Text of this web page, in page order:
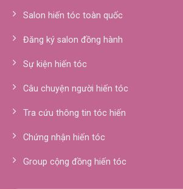
Salon hiến tóc toàn quốc
Đăng ký salon đồng hành
Sự kiện hiến tóc
Câu chuyện người hiến tóc
Tra cứu thông tin tóc hiến
Chứng nhận hiến tóc
Group cộng đồng hiến tóc